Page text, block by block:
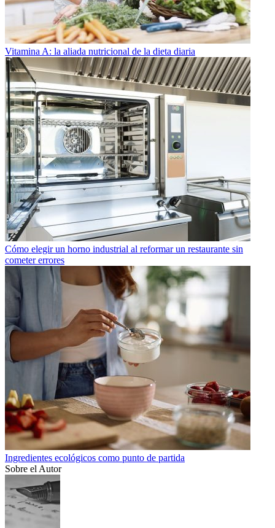
Vitamina A: la aliada nutricional de la dieta diaria
Cómo elegir un horno industrial al reformar un restaurante sin
cometer errores
Ingredientes ecológicos como punto de partida
Sobre el Autor